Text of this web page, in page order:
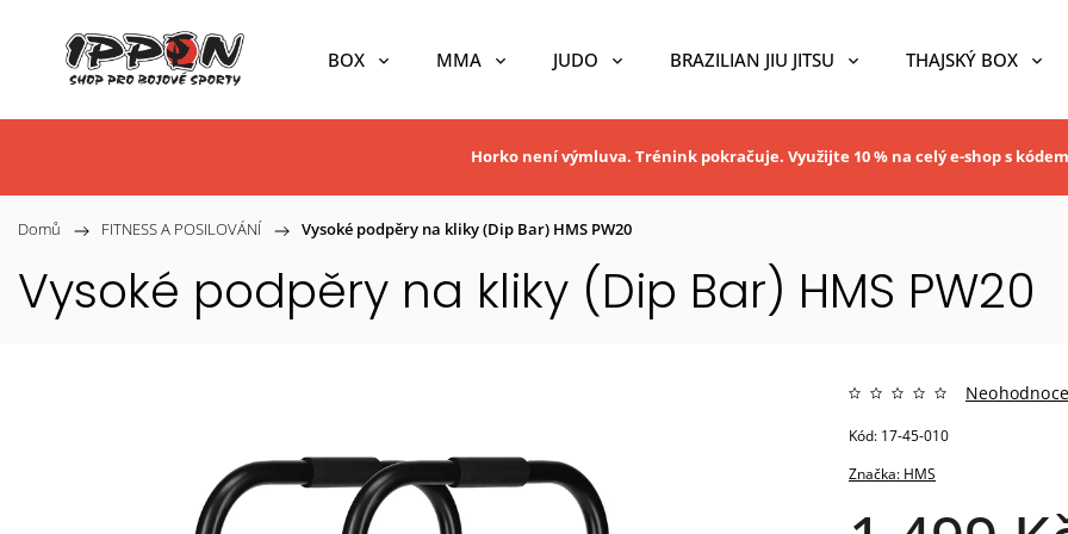
BOX MMA JUDO BRAZILIAN JIU JITSU THAJSKÝ BOX
Horko není výmluva. Trénink pokračuje. Využijte 10 % na celý e-shop s kódem
Domů / FITNESS A POSILOVÁNÍ / Vysoké podpěry na kliky (Dip Bar) HMS PW20
Vysoké podpěry na kliky (Dip Bar) HMS PW20
Značka: HMS
Kód: 17-45-010